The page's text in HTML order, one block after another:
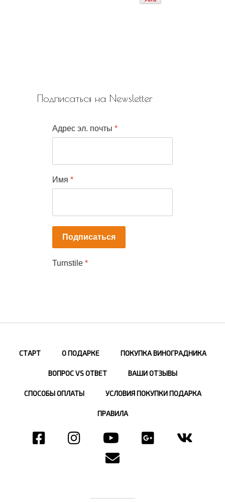
Подписаться на Newsletter
Адрес эл. почты *
Имя *
Подписаться
Turnstile *
СТАРТ О ПОДАРКЕ ПОКУПКА ВИНОГРАДНИКА
ВОПРОС VS ОТВЕТ ВАШИ ОТЗЫВЫ
СПОСОБЫ ОПЛАТЫ УСЛОВИЯ ПОКУПКИ ПОДАРКА
ПРАВИЛА